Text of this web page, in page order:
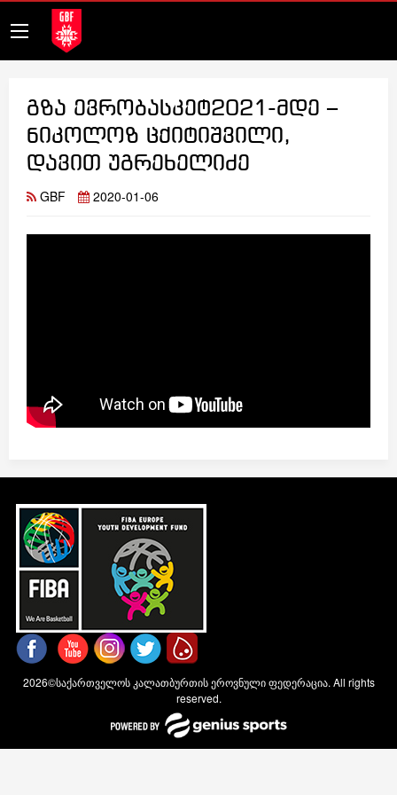
გზა ევრობასკეტ2021-მდე –
ნიკოლოზ ცქიტიშვილი,
დავით უგრეხელიძე
GBF 2020-01-06
2026©საქართველოს კალათბურთის ეროვნული ფედერაცია. All rights
reserved.